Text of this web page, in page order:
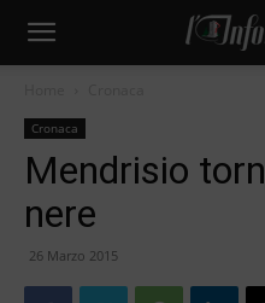
Cronaca
Mendrisio
nere
26 Marzo 2015